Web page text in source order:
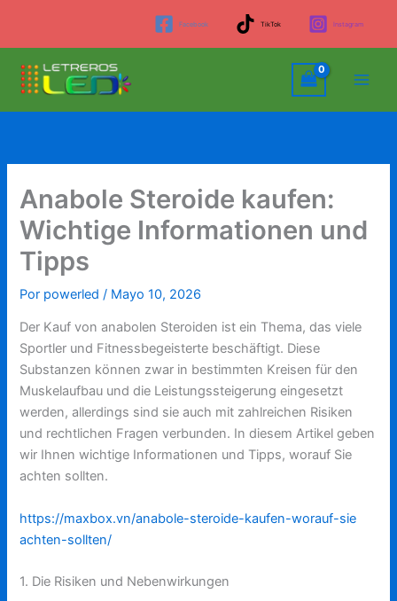
contenido
Facebook TikTok Instagram
Anabole Steroide kaufen:
Wichtige Informationen und
Tipps
Por powerled/ Mayo 10, 2026
Der Kauf von anabolen Steroiden ist ein Thema, das viele
Sportler und Fitnessbegeisterte beschäftigt. Diese
Substanzen können zwar in bestimmten Kreisen für den
Muskelaufbau und die Leistungssteigerung eingesetzt
werden, allerdings sind sie auch mit zahlreichen Risiken
und rechtlichen Fragen verbunden. In diesem Artikel geben
wir Ihnen wichtige Informationen und Tipps, worauf Sie
achten sollten.
https://maxbox.vn/anabole-steroide-kaufen-worauf-sie
achten-sollten/
1. Die Risiken und Nebenwirkungen